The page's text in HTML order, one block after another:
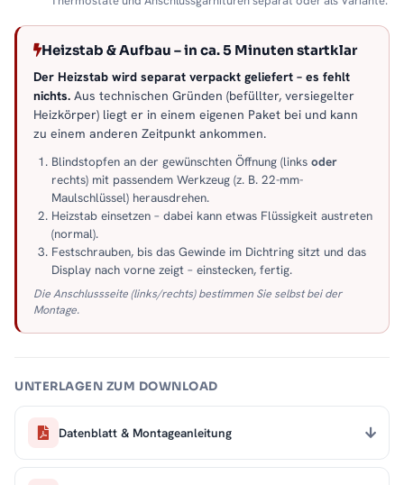
Heizstab & Aufbau – in ca. 5 Minuten startklar
Der Heizstab wird separat verpackt geliefert – es fehlt
nichts. Aus technischen Gründen (befüllter, versiegelter
Heizkörper) liegt er in einem eigenen Paket bei und kann
zu einem anderen Zeitpunkt ankommen.
Blindstopfen an der gewünschten Öffnung (links oder
rechts) mit passendem Werkzeug (z. B. 22-mm-
Maulschlüssel) herausdrehen.
Heizstab einsetzen – dabei kann etwas Flüssigkeit austreten
(normal).
Festschrauben, bis das Gewinde im Dichtring sitzt und das
Display nach vorne zeigt – einstecken, fertig.
Die Anschlussseite (links/rechts) bestimmen Sie selbst bei der
Montage.
UNTERLAGEN ZUM DOWNLOAD
Datenblatt & Montageanleitung